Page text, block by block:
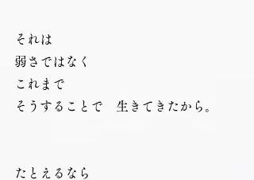
それは
弱さではなく
これまで
そうすることで　生きてきたから。
たとえるなら